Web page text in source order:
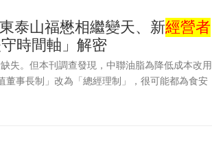
以「苯駢芘」(Benzopyrene)是多環芳香烴中最具
泰山福懋相繼變天、新經營者
時間軸」解密
失。但本刊調查發現，中聯油脂為降低成本改用
事長制」改為「總經理制」，很可能都為食安